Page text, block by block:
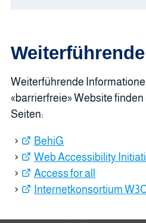
Weiterführende
«barrierfreie» Website
Seiten:
BehiG
Web Accessibility
Access for all
Internetkonsortium